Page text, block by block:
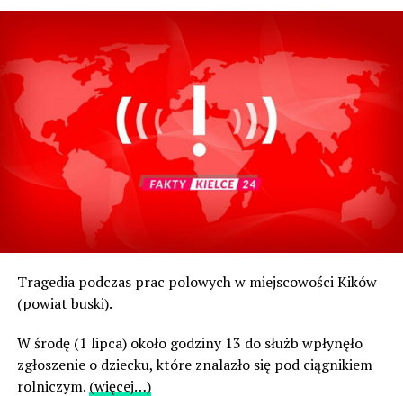
Tragedia podczas prac polowych w miejscowości Kików
(powiat buski).
W środę (1 lipca) około godziny 13 do służb wpłynęło
zgłoszenie o dziecku, które znalazło się pod ciągnikiem
rolniczym. (więcej…)